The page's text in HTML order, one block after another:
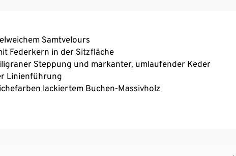
Samtvelours
Federkern in der Sitzfläche
Steppung und markanter, umlaufender Keder
Linienführung
lackiertem Buchen-Massivholz